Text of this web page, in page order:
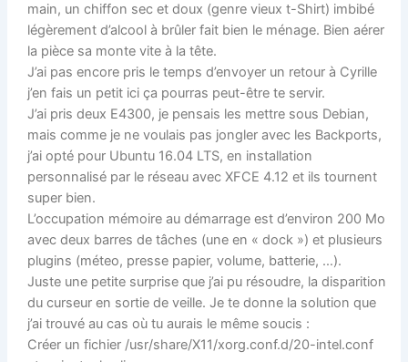
main, un chiffon sec et doux (genre vieux t-Shirt) imbibé
légèrement d’alcool à brûler fait bien le ménage. Bien aérer
la pièce sa monte vite à la tête.
J’ai pas encore pris le temps d’envoyer un retour à Cyrille
j’en fais un petit ici ça pourras peut-être te servir.
J’ai pris deux E4300, je pensais les mettre sous Debian,
mais comme je ne voulais pas jongler avec les Backports,
j’ai opté pour Ubuntu 16.04 LTS, en installation
personnalisé par le réseau avec XFCE 4.12 et ils tournent
super bien.
L’occupation mémoire au démarrage est d’environ 200 Mo
avec deux barres de tâches (une en « dock ») et plusieurs
plugins (méteo, presse papier, volume, batterie, …).
Juste une petite surprise que j’ai pu résoudre, la disparition
du curseur en sortie de veille. Je te donne la solution que
j’ai trouvé au cas où tu aurais le même soucis :
Créer un fichier /usr/share/X11/xorg.conf.d/20-intel.conf